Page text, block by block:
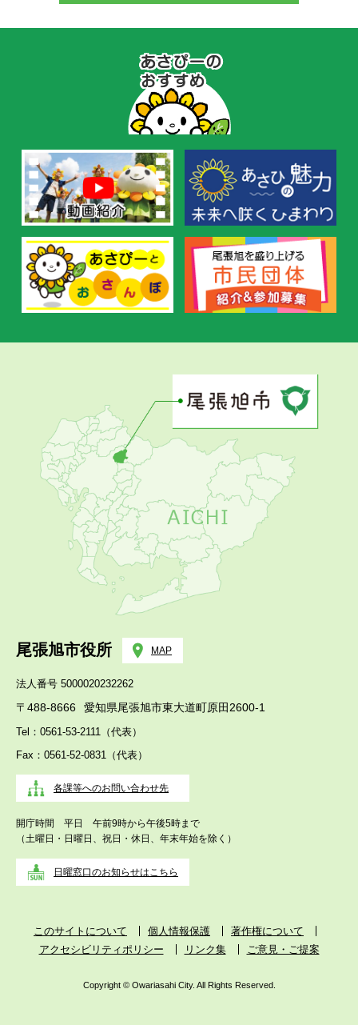
の
お
す
め
尾張旭市役所 MAP
法人番号 5000020232262
〒488-8666 愛知県尾張旭市東大道町原田2600-1
Tel：0561-53-2111（代表）
Fax：0561-52-0831（代表）
各課等へのお問い合わせ先
開庁時間 平日 午前9時から午後5時まで
（土曜日・日曜日、祝日・休日、年末年始を除く）
日曜窓口のお知らせはこちら
このサイトについて 個人情報保護
著作権について
アクセシビリティポリシー
リンク集 ご意見・ご提案
Copyright © Owariasahi City. All Rights Reserved.